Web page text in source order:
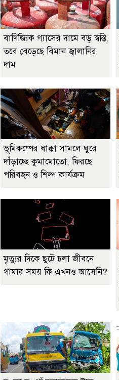
বাণিজ্যিক গ্যাসের দামে বড় স্বস্তি,
তবে বেড়েছে বিমান জ্বালানির
দাম
ভূমিকম্পের ধাক্কা সামলে ঘুরে
দাঁড়াচ্ছে কুমামোতো, ফিরছে
পরিবহন ও শিল্প কার্যক্রম
মৃত্যুর দিকে ছুটে চলা জীবনে
থামার সময় কি এখনও আসেনি?